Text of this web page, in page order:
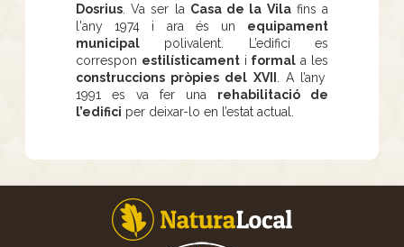
Dosrius . Va ser la Casa de la Vilafins a
l'any 1974 i ara és un equipament
municipal polivalent. L’edifici es
correspon estilísticamenti formal a les
construccions pròpies del XVII
. A l’any
1991 es va fer una rehabilitació de
l’edifici per deixar-lo en l’estat actual.